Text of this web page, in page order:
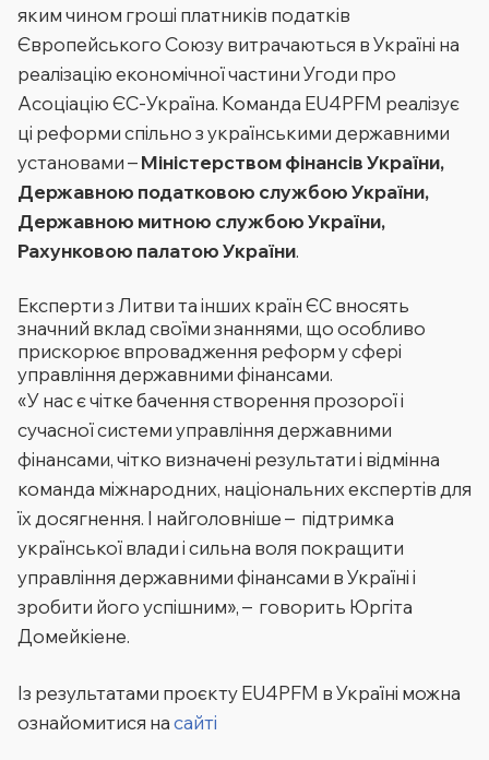
яким чином гроші платників податків
Європейського Союзу витрачаються в Україні на
реалізацію економічної частини Угоди про
Асоціацію ЄС-Україна. Команда EU4PFM реалізує
ці реформи спільно з українськими державними
установами –Міністерством фінансів України,
Державною податковою службою України,
Державною митною службою України,
Рахунковою палатою України.
Експерти з Литви та інших країн ЄС вносять
значний вклад своїми знаннями, що особливо
прискорює впровадження реформ у сфері
управління державними фінансами.
«У нас є чітке бачення створення прозорої і
сучасної системи управління державними
фінансами, чітко визначені результати і відмінна
команда міжнародних, національних експертів для
їх досягнення. І найголовніше – підтримка
української влади і сильна воля покращити
управління державними фінансами в Україні і
зробити його успішним», – говорить Юргіта
Домейкіене.
Із результатами проєкту EU4PFM в Україні можна
ознайомитися насайті